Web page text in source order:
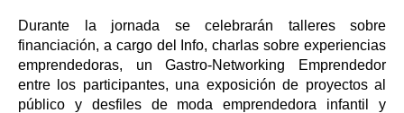
Durante la jornada se celebrarán talleres sobre
financiación, a cargo del Info, charlas sobre experiencias
emprendedoras, un Gastro-Networking Emprendedor
entre los participantes, una exposición de proyectos al
público y desfiles de moda emprendedora infantil y